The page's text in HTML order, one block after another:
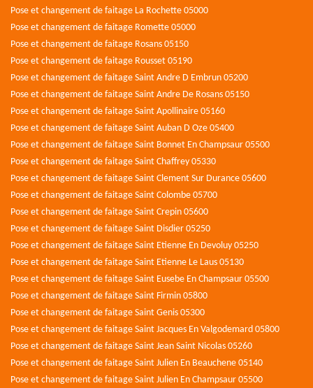
Pose et changement de faitage La Rochette 05000
Pose et changement de faitage Romette 05000
Pose et changement de faitage Rosans 05150
Pose et changement de faitage Rousset 05190
Pose et changement de faitage Saint Andre D Embrun 05200
Pose et changement de faitage Saint Andre De Rosans 05150
Pose et changement de faitage Saint Apollinaire 05160
Pose et changement de faitage Saint Auban D Oze 05400
Pose et changement de faitage Saint Bonnet En Champsaur 05500
Pose et changement de faitage Saint Chaffrey 05330
Pose et changement de faitage Saint Clement Sur Durance 05600
Pose et changement de faitage Saint Colombe 05700
Pose et changement de faitage Saint Crepin 05600
Pose et changement de faitage Saint Disdier 05250
Pose et changement de faitage Saint Etienne En Devoluy 05250
Pose et changement de faitage Saint Etienne Le Laus 05130
Pose et changement de faitage Saint Eusebe En Champsaur 05500
Pose et changement de faitage Saint Firmin 05800
Pose et changement de faitage Saint Genis 05300
Pose et changement de faitage Saint Jacques En Valgodemard 05800
Pose et changement de faitage Saint Jean Saint Nicolas 05260
Pose et changement de faitage Saint Julien En Beauchene 05140
Pose et changement de faitage Saint Julien En Champsaur 05500